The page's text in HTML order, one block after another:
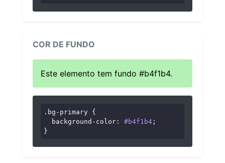
COR DE FUNDO
Este elemento tem fundo #b4f1b4.
.bg-primary {
background-color : #b4f1b4 ;
}